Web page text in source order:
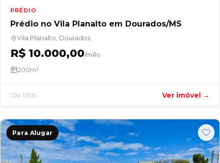
PRÉDIO
Prédio no Vila Planalto em Dourados/MS
Vila Planalto, Dourados
R$ 10.000,00/mês
200m²
Cód. 13935 Ver imóvel →
Para Alugar